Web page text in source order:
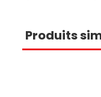
Produits